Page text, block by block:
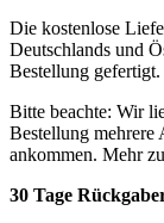
Die kostenlose
Deutschlands und
Bestellung gefertigt.
Bitte beachte: Wir
Bestellung mehrere
ankommen. Mehr
30 Tage